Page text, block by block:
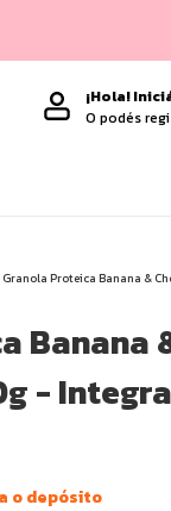
¡Hola!
O podés
Granola Proteica Banana &
Banana
-
o depósito